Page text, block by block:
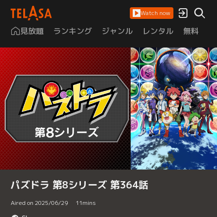
Watch now
見放題 ランキング ジャンル レンタル 無料
パズドラ 第8シリーズ 第364話
Aired on 2025/06/29 11mins